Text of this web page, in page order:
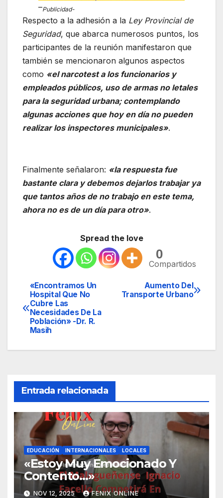
–Publicidad-
Respecto a la adhesión a la Ley Provincial de
Seguridad, que abarca numerosos puntos, los
participantes de la reunión manifestaron que
también se mencionaron algunos aspectos
como «el narcotest a los funcionarios y
empleados públicos, uso de armas no letales
para la seguridad urbana; contemplando
algunas acciones que hoy en día no pueden
realizar los inspectores municipales».
Finalmente señalaron: «la respuesta fue
bastante clara y debemos dejarlos trabajar ya
que tantos años de no trabajo en este tema,
ahora no es de un día para otro».
Spread the love
0
Compartidos
Navegación
de
entradas
Aumento Del
Transporte Urbano
«Encontramos Un
Hospital Que No
Cubre Las
Necesidades De La
Población» -Dr. R.
Masih
Entrada relacionada
EDUCACIÓN INTERNACIONALES LOCALES
«Estoy Muy Emocionado Y
Contento…»
NOV 12, 2025 FENIX ONLINE